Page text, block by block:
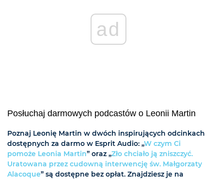
ad
Posłuchaj darmowych podcastów o Leonii Martin
Poznaj Leonię Martin w dwóch inspirujących odcinkach
dostępnych za darmo w Esprit Audio: „W czym Ci
pomoże Leonia Martin” oraz „Zło chciało ją zniszczyć.
Uratowana przez cudowną interwencję św. Małgorzaty
Alacoque” są dostępne bez opłat. Znajdziesz je na